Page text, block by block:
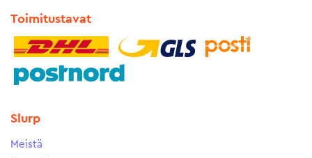
Toimitustavat
Slurp
Meistä